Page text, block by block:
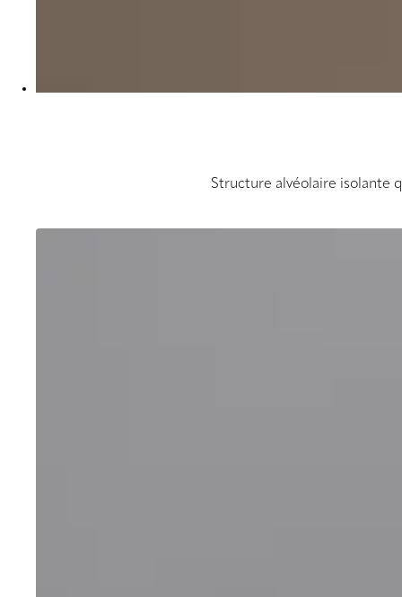
Structure alvéolaire isolante